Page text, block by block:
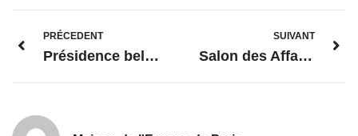
PRÉCEDENT
Présidence belge du Conseil de l’Union européenne
SUIVANT
Salon des Affaires publiques